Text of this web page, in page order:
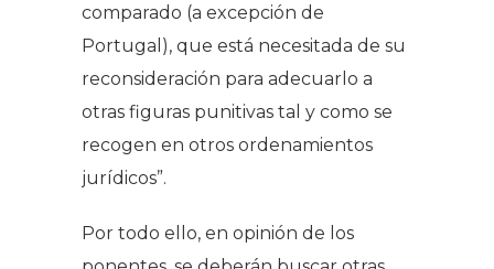
comparado (a excepción de
Portugal), que está necesitada de su
reconsideración para adecuarlo a
otras figuras punitivas tal y como se
recogen en otros ordenamientos
jurídicos”.
Por todo ello, en opinión de los